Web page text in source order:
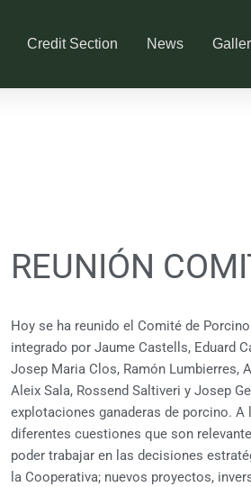
Credit Section News
REUNIÓN
Hoy se ha reunido el Comité de
integrado por Jaume Castells, Eduard
Josep Maria Clos, Ramón Lumbierres,
Aleix Sala, Rossend Saltiveri y Josep
explotaciones ganaderas de porcino.
diferentes cuestiones que son
poder trabajar en las decisiones
la Cooperativa; nuevos proyectos,